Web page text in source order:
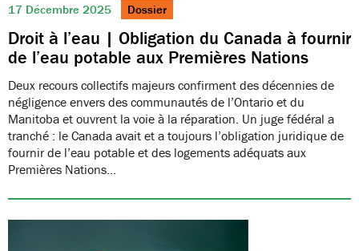
17 Décembre 2025 Dossier
Droit à l’eau | Obligation du Canada à fournir
de l’eau potable aux Premières Nations
Deux recours collectifs majeurs confirment des décennies de
négligence envers des communautés de l’Ontario et du
Manitoba et ouvrent la voie à la réparation. Un juge fédéral a
tranché : le Canada avait et a toujours l’obligation juridique de
fournir de l’eau potable et des logements adéquats aux
Premières Nations…